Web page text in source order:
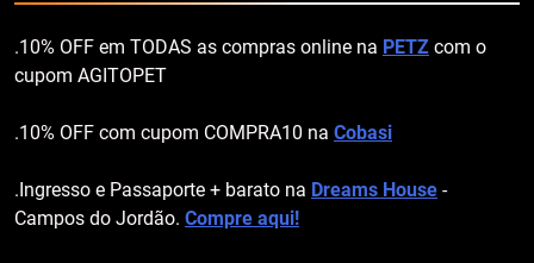
.10% OFF em TODAS as compras online na PETZ com o
cupom AGITOPET
.10% OFF com cupom COMPRA10 na Cobasi
.Ingresso e Passaporte + barato na Dreams House -
Campos do Jordão. Compre aqui!